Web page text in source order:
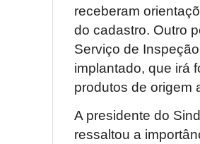
receberam
do cadastro. Outro
Serviço de
implantado, que irá
produtos de origem
A presidente do
ressaltou a